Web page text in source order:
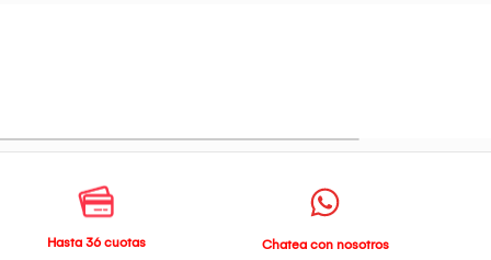
Hasta 36 cuotas
Chatea con nosotros